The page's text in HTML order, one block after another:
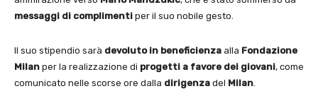
messaggi di complimenti per il suo nobile gesto.
Il suo stipendio sarà devoluto in beneficienza alla Fondazione
Milan per la realizzazione di progetti a favore dei giovani, come
comunicato nelle scorse ore dalla dirigenza del Milan.